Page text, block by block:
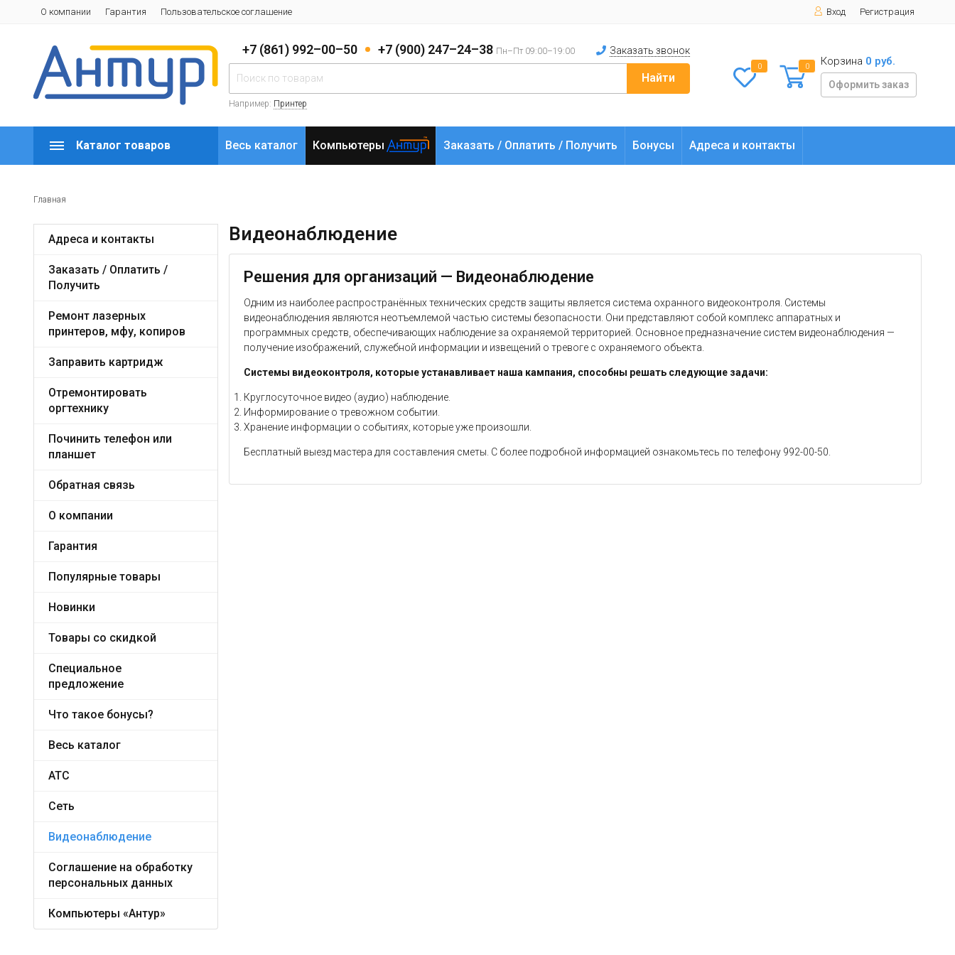
О компании Гарантия Пользовательское соглашение Вход Регистрация
+7 (861) 992–00–50 +7 (900) 247–24–38 Пн–Пт 09:00–19:00 Заказать звонок
Найти
Например: Принтер
0 0 Корзина 0 руб.
Оформить заказ
Каталог товаров Весь каталог Компьютеры Заказать / Оплатить / Получить Бонусы Адреса и контакты
Главная
Адреса и контакты
Заказать / Оплатить /
Получить
Ремонт лазерных
принтеров, мфу, копиров
Заправить картридж
Отремонтировать
оргтехнику
Починить телефон или
планшет
Обратная связь
О компании
Гарантия
Популярные товары
Новинки
Товары со скидкой
Специальное
предложение
Что такое бонусы?
Весь каталог
АТС
Сеть
Видеонаблюдение
Соглашение на обработку
персональных данных
Компьютеры «Антур»
Видеонаблюдение
Решения для организаций — Видеонаблюдение
Одним из наиболее распространённых технических средств защиты является система охранного видеоконтроля. Системы
видеонаблюдения являются неотъемлемой частью системы безопасности. Они представляют собой комплекс аппаратных и
программных средств, обеспечивающих наблюдение за охраняемой территорией. Основное предназначение систем видеонаблюдения —
получение изображений, служебной информации и извещений о тревоге с охраняемого объекта.
Системы видеоконтроля, которые устанавливает наша кампания, способны решать следующие задачи:
Круглосуточное видео (аудио) наблюдение.
Информирование о тревожном событии.
Хранение информации о событиях, которые уже произошли.
Бесплатный выезд мастера для составления сметы. С более подробной информацией ознакомьтесь по телефону 992-00-50.